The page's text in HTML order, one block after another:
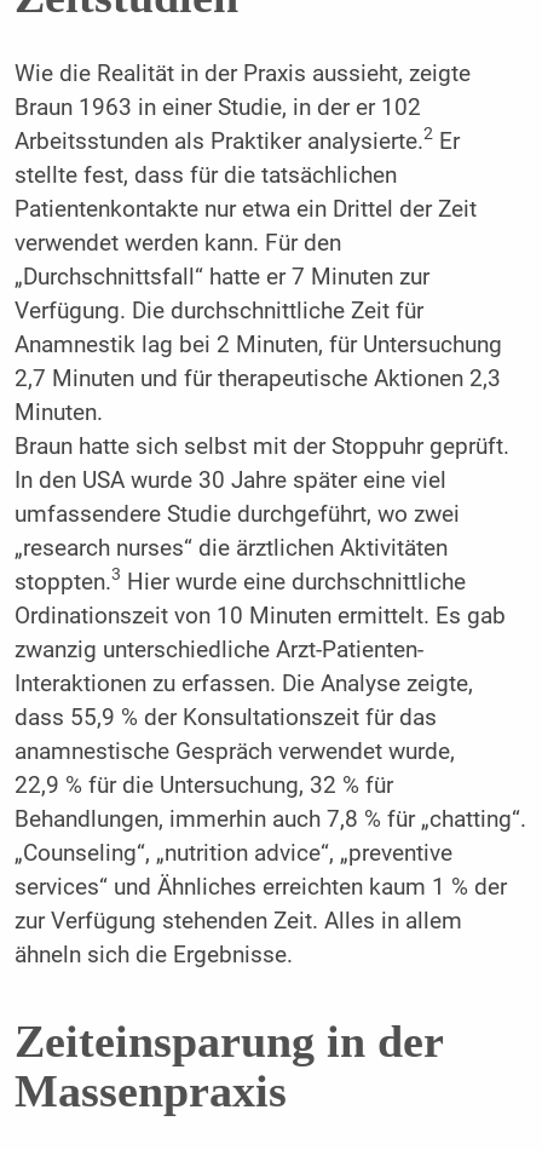
Wie die Realität in der Praxis aussieht, zeigte
Braun 1963 in einer Studie, in der er 102
Arbeitsstunden als Praktiker analysierte.2Er
stellte fest, dass für die tatsächlichen
Patientenkontakte nur etwa ein Drittel der Zeit
verwendet werden kann. Für den
„Durchschnittsfall“ hatte er 7 Minuten zur
Verfügung. Die durchschnittliche Zeit für
Anamnestik lag bei 2 Minuten, für Untersuchung
2,7 Minuten und für therapeutische Aktionen 2,3
Minuten.
Braun hatte sich selbst mit der Stoppuhr geprüft.
In den USA wurde 30 Jahre später eine viel
umfassendere Studie durchgeführt, wo zwei
„research nurses“ die ärztlichen Aktivitäten
stoppten.3 Hier wurde eine durchschnittliche
Ordinationszeit von 10 Minuten ermittelt. Es gab
zwanzig unterschiedliche Arzt-Patienten-
Interaktionen zu erfassen. Die Analyse zeigte,
dass 55,9 % der Konsultationszeit für das
anamnestische Gespräch verwendet wurde,
22,9 % für die Untersuchung, 32 % für
Behandlungen, immerhin auch 7,8 % für „chatting“.
„Counseling“, „nutrition advice“, „preventive
services“ und Ähnliches erreichten kaum 1 % der
zur Verfügung stehenden Zeit. Alles in allem
ähneln sich die Ergebnisse.
Zeiteinsparung in der
Massenpraxis